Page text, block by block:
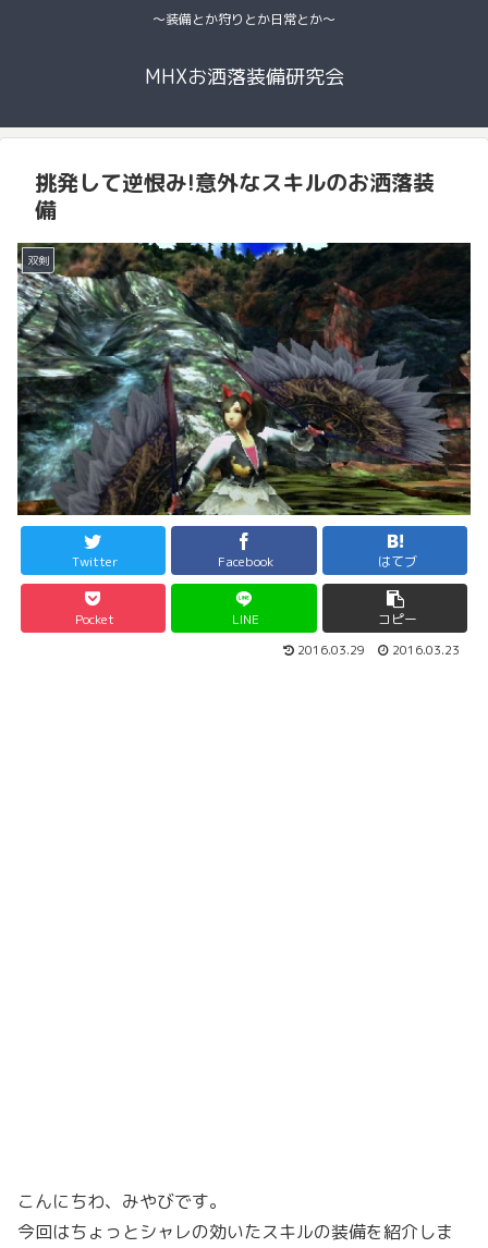
〜装備とか狩りとか日常とか〜
MHXお洒落装備研究会
挑発して逆恨み!意外なスキルのお洒落装
備
双剣
Twitter Facebook はてブ
Pocket LINE コピー
2016.03.29 2016.03.23
こんにちわ、みやびです。
今回はちょっとシャレの効いたスキルの装備を紹介しま